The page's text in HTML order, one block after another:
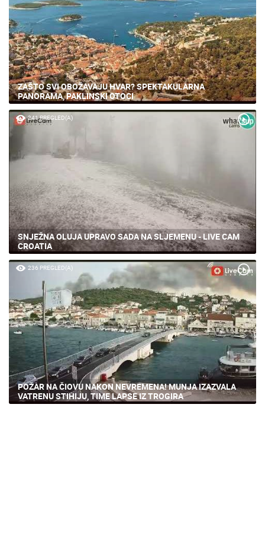
ZAŠTO SVI OBOŽAVAJU HVAR? SPEKTAKULARNA
PANORAMA, PAKLINSKI OTOCI
241 PREGLED(A)
SNJEŽNA OLUJA UPRAVO SADA NA SLJEMENU - LIVE CAM
CROATIA
236 PREGLED(A)
POŽAR NA ČIOVU NAKON NEVREMENA! MUNJA IZAZVALA
VATRENU STIHIJU, TIME LAPSE IZ TROGIRA